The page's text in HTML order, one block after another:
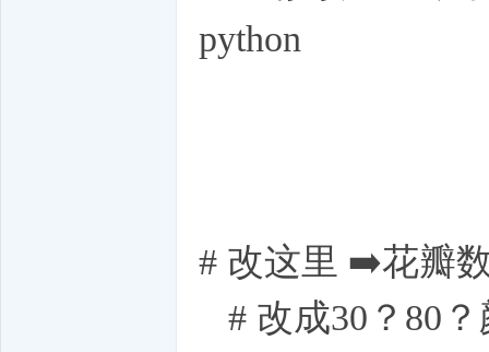
python
# 改这里 ➡️花
# 改成30？80